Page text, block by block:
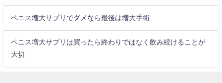
ペニス増大サプリでダメなら最後は増大手術
ペニス増大サプリは買ったら終わりではなく飲み続けることが
大切